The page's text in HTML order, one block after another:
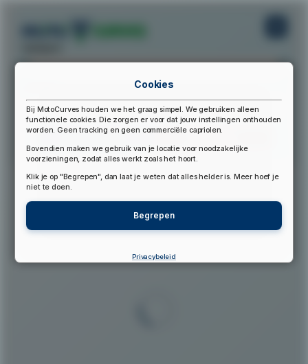
▲
Cookies
Bij MotoCurves houden we het graag simpel. We gebruiken alleen
functionele cookies. Die zorgen er voor dat jouw instellingen onthouden
worden. Geen tracking en geen commerciële capriolen.
Bovendien maken we gebruik van je locatie voor noodzakelijke
voorzieningen, zodat alles werkt zoals het hoort.
Klik je op "Begrepen", dan laat je weten dat alles helder is. Meer hoef je
niet te doen.
Begrepen
Privacybeleid